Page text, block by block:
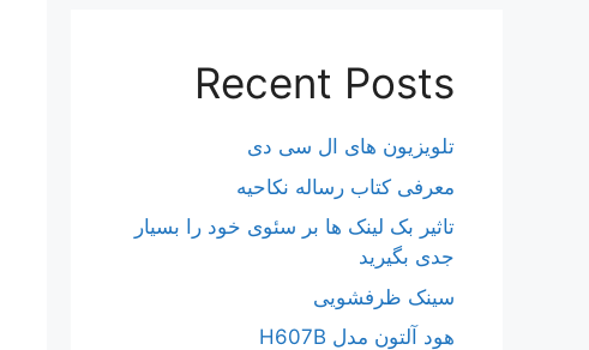
Recent Posts
تلویزیون های ال سی دی
معرفی کتاب رساله نکاحیه
تاثیر بک لینک ها بر سئوی خود را بسیار
جدی بگیرید
سینک ظرفشویی
هود آلتون مدل H607B